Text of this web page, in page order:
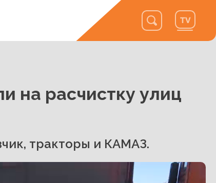
на расчистку улиц
тракторы и КАМАЗ.